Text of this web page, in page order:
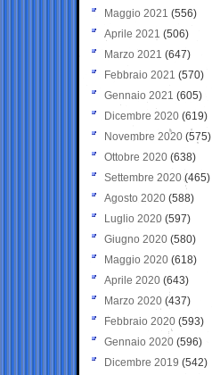
Maggio 2021 (556)
Aprile 2021 (506)
Marzo 2021 (647)
Febbraio 2021 (570)
Gennaio 2021 (605)
Dicembre 2020 (619)
Novembre 2020 (575)
Ottobre 2020 (638)
Settembre 2020(465)
Agosto 2020 (588)
Luglio 2020 (597)
Giugno 2020 (580)
Maggio 2020 (618)
Aprile 2020 (643)
Marzo 2020 (437)
Febbraio 2020 (593)
Gennaio 2020 (596)
Dicembre 2019 (542)